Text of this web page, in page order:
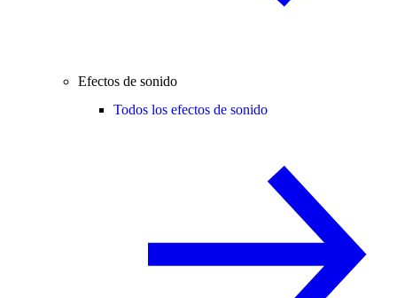
Efectos de sonido
Todos los efectos de sonido